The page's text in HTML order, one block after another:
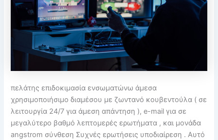
πελάτης επιδοκιμασία ενσωματώνω άμεσα
χρησιμοποιήσιμο διαμέσου με ζωντανό κουβεντούλα ( σε
λειτουργία 24/7 για άμεση απάντηση ), e-mail για σε
μεγαλύτερο βαθμό λεπτομερές ερωτήματα , και μονάδα
angstrom σύνθεση Συχνές ερωτήσεις υποδιαίρεση . Αυτό